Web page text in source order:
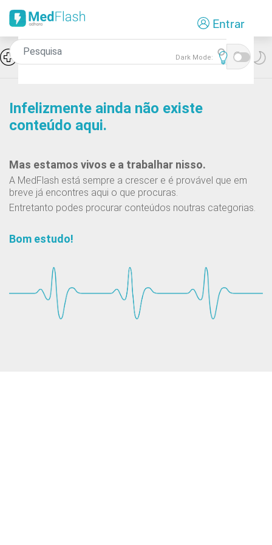
o
principal
Entrar
Icon Hiponatremia e SIADH Dark Mode:
Infelizmente ainda não existe
conteúdo aqui.
Mas estamos vivos e a trabalhar nisso.
A MedFlash está sempre a crescer e é provável que em
breve já encontres aqui o que procuras.
Entretanto podes procurar conteúdos noutras categorias.
Bom estudo!